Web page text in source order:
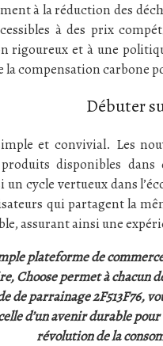
à la réduction des
à des prix
rigoureux et à une
compensation carbone
Débuter
et convivial. Les
disponibles
cycle vertueux dans
qui partagent la
assurant ainsi une
plateforme de
Choose permet à
de parrainage
d’un avenir durable
révolution de la